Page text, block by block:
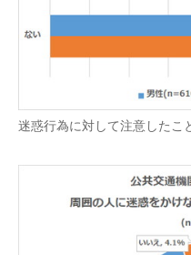
迷惑行為に対して注意したこ